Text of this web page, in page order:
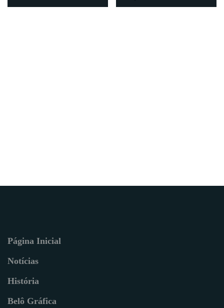
Página Inicial
Notícias
História
Belô Gráfica